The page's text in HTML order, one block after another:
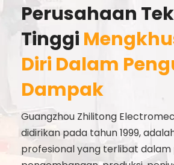
Perusahaan
Tinggi
Diri Dalam
Dampak
Guangzhou Zhilitong
didirikan pada tahun 1999,
profesional yang terlibat dalam